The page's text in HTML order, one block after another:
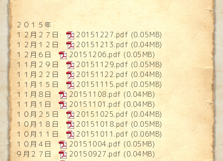
２０１５年
１２月２７日
20151227.pdf (0.05MB)
１２月１２日
20151213.pdf (0.04MB)
１２月６日
20151206.pdf (0.05MB)
１１月２９日
20151129.pdf (0.05MB)
１１月２２日
20151122.pdf (0.04MB)
１１月１５日
20151115.pdf (0.05MB)
１１月８日
20151108.pdf (0.04MB)
１１月１日
20151101.pdf (0.04MB)
１０月２５日
20151025.pdf (0.04MB)
１０月１８日
20151018.pdf (0.05MB)
１０月１１日
20151011.pdf (0.06MB)
１０月４日
20151004.pdf (0.05MB)
９月２７日
20150927.pdf (0.04MB)